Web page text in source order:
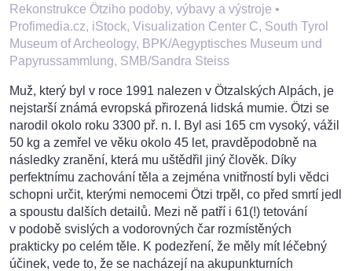
Rekonstrukce Ötziho podoby, výbavy a výstroje •
Profimedia.cz, iStock, Visualization Center C, South Tyrol
Museum of Archeology, BPK/Aegyptisches Museum und
Papyrussammlung, SMB/Sandra Steiss
Muž, který byl v roce 1991 nalezen v Ötzalských Alpách, je
nejstarší známá evropská přirozená lidská mumie. Ötzi se
narodil okolo roku 3300 př. n. l. Byl asi 165 cm vysoký, vážil
50 kg a zemřel ve věku okolo 45 let, pravděpodobně na
následky zranění, která mu uštědřil jiný člověk. Díky
perfektnímu zachování těla a zejména vnitřností byli vědci
schopni určit, kterými nemocemi Ötzi trpěl, co před smrtí jedl
a spoustu dalších detailů. Mezi ně patří i 61(!) tetování
v podobě svislých a vodorovných čar rozmístěných
prakticky po celém těle. K podezření, že měly mít léčebný
účinek, vede to, že se nacházejí na akupunkturních